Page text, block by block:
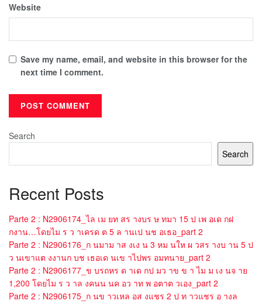
Website
Save my name, email, and website in this browser for the
next time I comment.
Search
Search
Recent Posts
Parte 2 : N2906174_ไล เม ยท สร างบร ษ ทมา 15 ป เพ อเด กฝ
กงาน…โดยไม ร ว าเครด ต 5 ล านเป นช อเธอ_part 2
Parte 2 : N2906176_ก นมาม าส งเง น 3 หม นให ผ วสร างบ าน 5 ป
ว นเขาแต งงานก บช เธอเด นเข าไปพร อมทนาย_part 2
Parte 2 : N2906177_ข บรถหร ด าเด กป มว าข ข า ไม ม เง นจ าย
1,200 โดยไม ร ว าล งคนน นค อว าท พ อตาต วเอง_part 2
Parte 2 : N2906175_ก นข าวเหล อส งแชร 2 ป ท าวแชร อ างล